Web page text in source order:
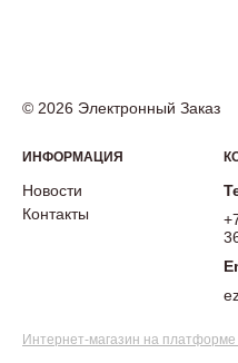
© 2026 Электронный Заказ
ИНФОРМАЦИЯ
Новости
Контакты
Интернет-магазин на